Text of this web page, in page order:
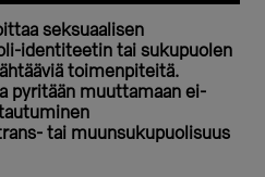
seksuaalisen
identiteetin tai sukupuolen
toimenpiteitä.
pyritään muuttamaan ei-
tai muunsukupuolisuus